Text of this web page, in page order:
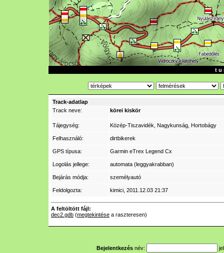
t u
Track-adatlap
Track neve:
körei kiskör
Tájegység: Közép-Tiszavidék, Nagykunság, Hortobágy
Felhasználó: dirtbikerek
GPS típusa: Garmin eTrex Legend Cx
Logolás jellege: automata (leggyakrabban)
Bejárás módja: személyautó
Feldolgozta: kimici , 2011.12.03 21:37
A feltöltött fájl:
dec2.gdb (megtekintése a raszteresen)
Bejelentkezés név: